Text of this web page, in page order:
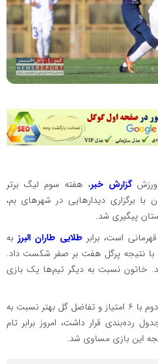
ورزشگزارش خبر، هفته سوم لیگ برتر
زنان جمعه، ۱۱ آبان با برگزاری دیدار‌هایی در شهر‌های بم،
پیگیری شد.
است، برابرطلایی طاران البرز به
نتیجه پرگل هفت بر صفر شکست داد.
۶ امتیازی شد. خاتون نسبت به دیگر تیم‌ها یک بازی
ایستا کردستان که تا هفته دوم با ۶ امتیاز و تفاضل گل بهتر نسبت به
رده‌بندی قرار داشت، امروز برابر تام
این بازی مساوی شد.